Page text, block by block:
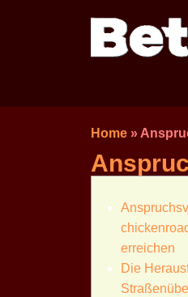
Home »
erreichen
Die